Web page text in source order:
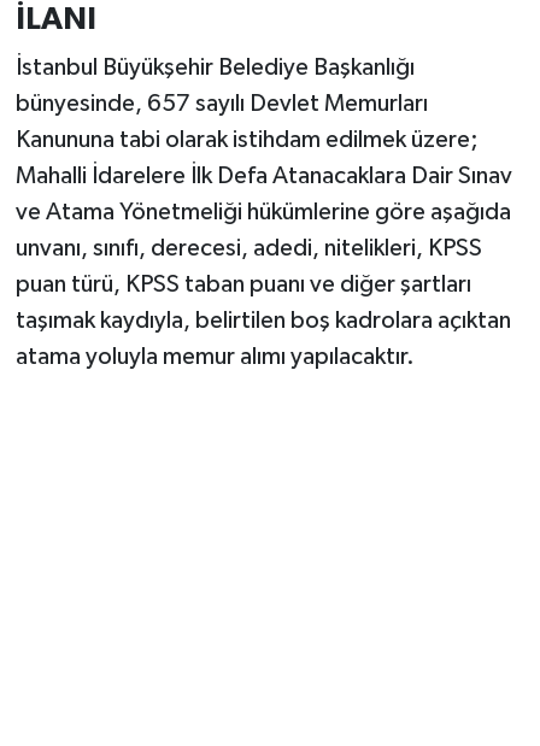
İLANI
İstanbul Büyükşehir Belediye Başkanlığı
bünyesinde, 657 sayılı Devlet Memurları
Kanununa tabi olarak istihdam edilmek üzere;
Mahalli İdarelere İlk Defa Atanacaklara Dair Sınav
ve Atama Yönetmeliği hükümlerine göre aşağıda
unvanı, sınıfı, derecesi, adedi, nitelikleri, KPSS
puan türü, KPSS taban puanı ve diğer şartları
taşımak kaydıyla, belirtilen boş kadrolara açıktan
atama yoluyla memur alımı yapılacaktır.